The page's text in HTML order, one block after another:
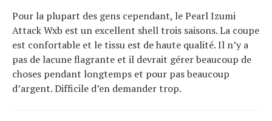
Pour la plupart des gens cependant, le Pearl Izumi
Attack Wxb est un excellent shell trois saisons. La coupe
est confortable et le tissu est de haute qualité. Il n’y a
pas de lacune flagrante et il devrait gérer beaucoup de
choses pendant longtemps et pour pas beaucoup
d’argent. Difficile d’en demander trop.